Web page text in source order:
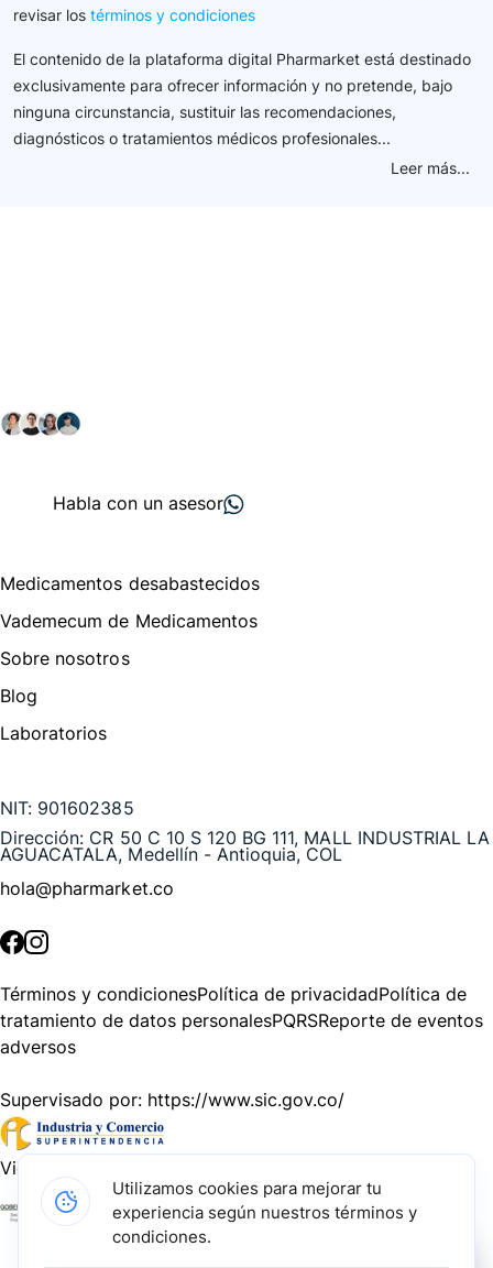
revisar los términos y condiciones
El contenido de la plataforma digital Pharmarket está destinado
exclusivamente para ofrecer información y no pretende, bajo
ninguna circunstancia, sustituir las recomendaciones,
diagnósticos o tratamientos médicos profesionales...
Leer más...
Habla con un asesor
Medicamentos desabastecidos
Vademecum de Medicamentos
Sobre nosotros
Blog
Laboratorios
NIT: 901602385
Dirección: CR 50 C 10 S 120 BG 111, MALL INDUSTRIAL LA
AGUACATALA, Medellín - Antioquia, COL
hola@pharmarket.co
Términos y condicionesPolítica de privacidadPolítica de
tratamiento de datos personalesPQRSReporte de eventos
adversos
Supervisado por: https://www.sic.gov.co/
Vigilado por:
Gracias a nuestros impulsadores, podemos presentarte la
solución tecnológica más avanzada para resolver los
Utilizamos cookies para mejorar tu
experiencia según nuestros términos y
condiciones.